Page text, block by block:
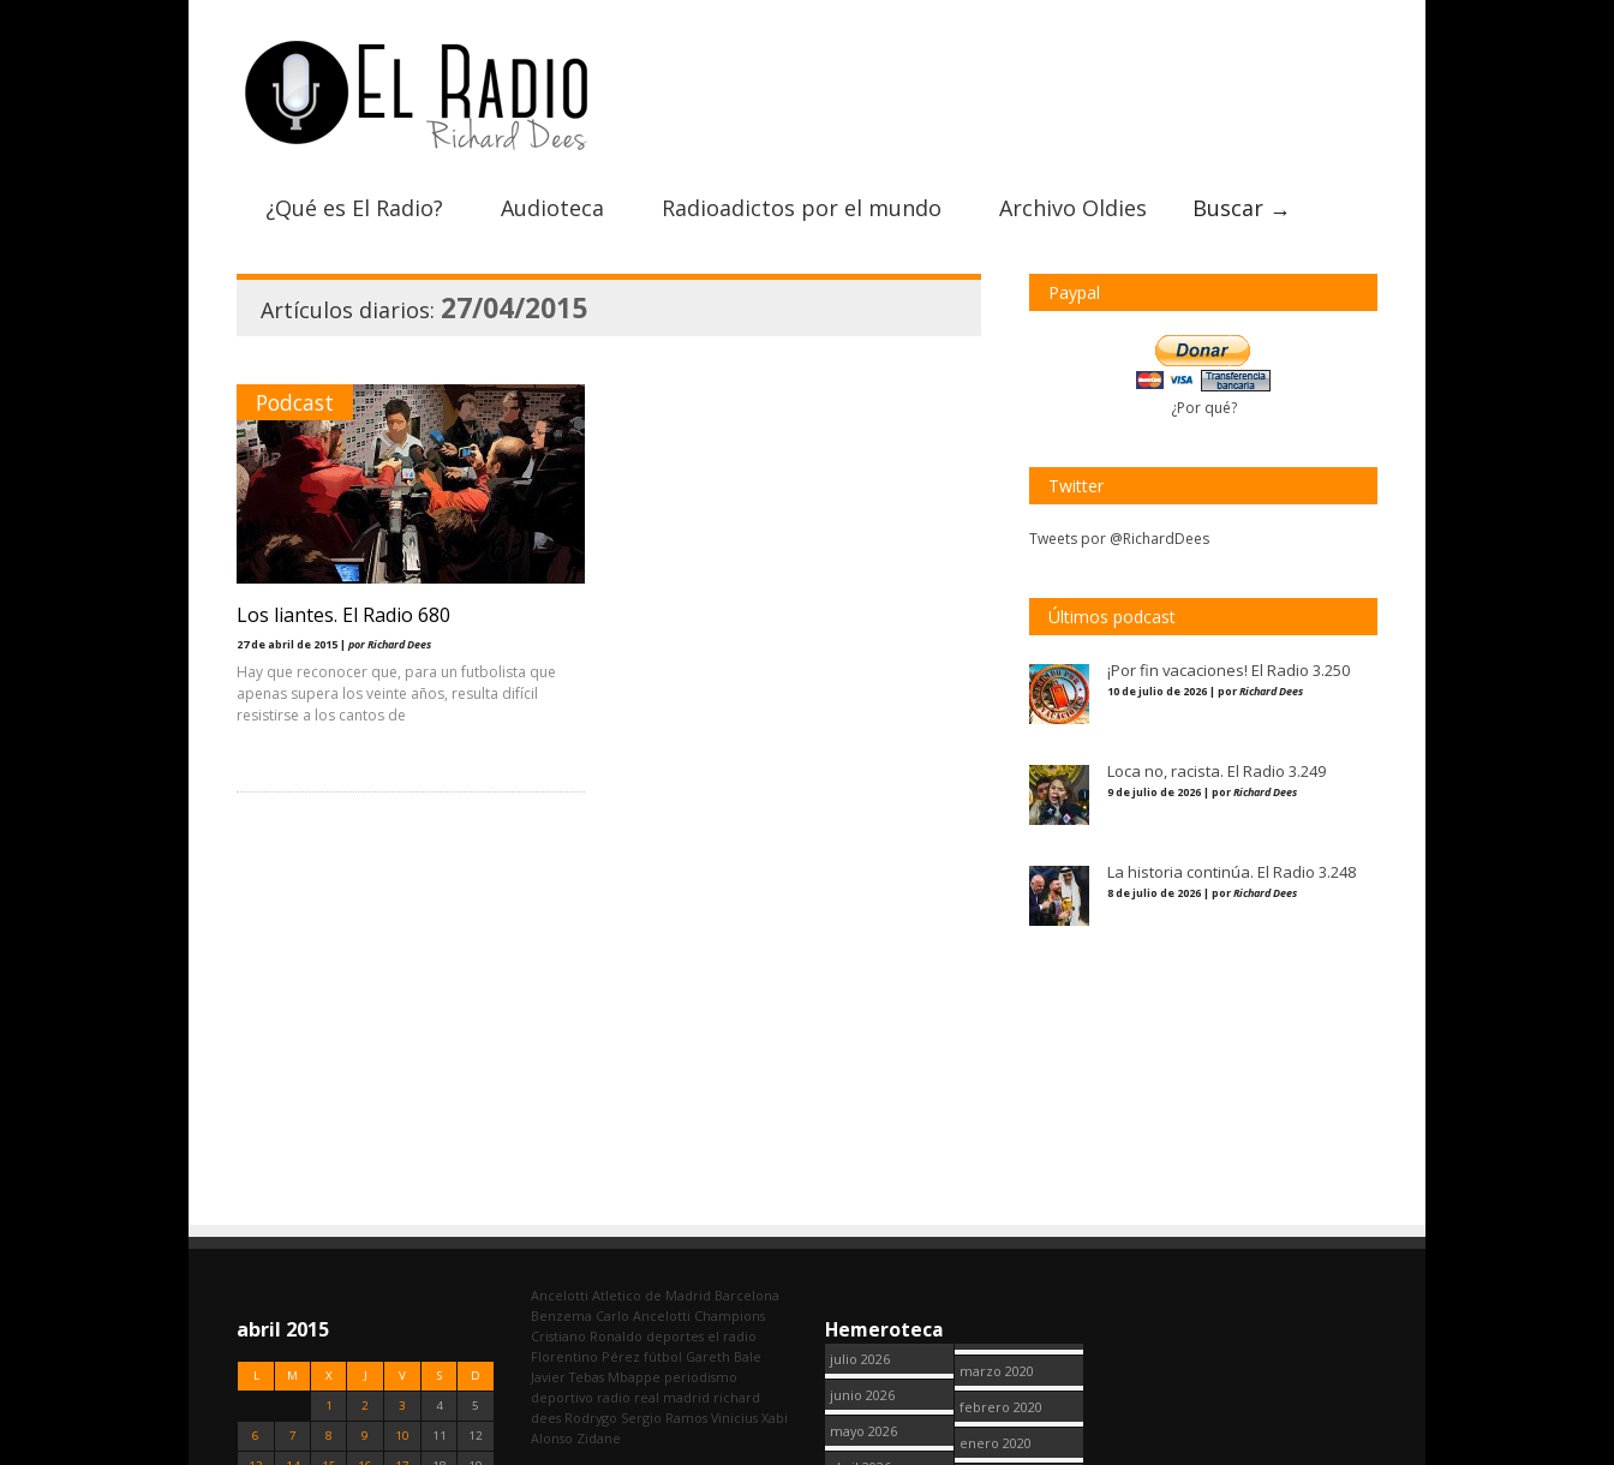
¿Qué es El Radio? Audioteca Radioadictos por el mundo Archivo Oldies Buscar →
Artículos diarios: 27/04/2015
Podcast
Los liantes. El Radio 680
27 de abril de 2015 | por Richard Dees
Hay que reconocer que, para un futbolista que
apenas supera los veinte años, resulta difícil
resistirse a los cantos de
Paypal
¿Por qué?
Twitter
Tweets por @RichardDees
Últimos podcast
¡Por fin vacaciones! El Radio 3.250
10 de julio de 2026 | porRichard Dees
Loca no, racista. El Radio 3.249
9 de julio de 2026 | porRichard Dees
La historia continúa. El Radio 3.248
8 de julio de 2026 | porRichard Dees
abril 2015
L M X J V S D
1 2 3 4
5
6
7 8 9 10 11
12
Ancelotti Atletico de Madrid Barcelona
Benzema Carlo Ancelotti Champions
Cristiano Ronaldo deportes el radio
Florentino Pérez fútbol Gareth Bale
Javier Tebas Mbappe periodismo
deportivo radio real madrid richard
dees Rodrygo Sergio Ramos Vinicius Xabi
Alonso Zidane
Hemeroteca
julio 2026
junio 2026
mayo 2026
marzo 2020
febrero 2020
enero 2020